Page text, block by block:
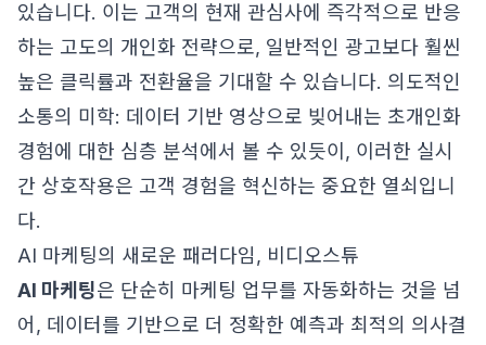
있습니다. 이는 고객의 현재 관심사에 즉각적으로 반응
하는 고도의 개인화 전략으로, 일반적인 광고보다 훨씬
높은 클릭률과 전환율을 기대할 수 있습니다. 의도적인
소통의 미학: 데이터 기반 영상으로 빚어내는 초개인화
경험에 대한 심층 분석에서 볼 수 있듯이, 이러한 실시
간 상호작용은 고객 경험을 혁신하는 중요한 열쇠입니
다.
AI 마케팅의 새로운 패러다임, 비디오스튜
AI 마케팅은 단순히 마케팅 업무를 자동화하는 것을 넘
어, 데이터를 기반으로 더 정확한 예측과 최적의 의사결